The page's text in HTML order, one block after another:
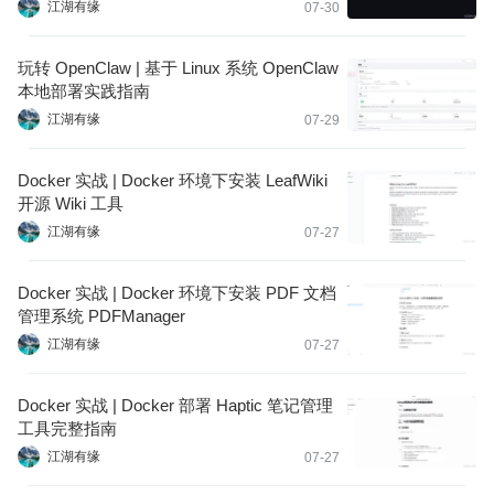
江湖有缘 07-30
玩转 OpenClaw | 基于 Linux 系统 OpenClaw
本地部署实践指南
江湖有缘 07-29
Docker 实战 | Docker 环境下安装 LeafWiki
开源 Wiki 工具
江湖有缘 07-27
Docker 实战 | Docker 环境下安装 PDF 文档
管理系统 PDFManager
江湖有缘 07-27
Docker 实战 | Docker 部署 Haptic 笔记管理
工具完整指南
江湖有缘 07-27